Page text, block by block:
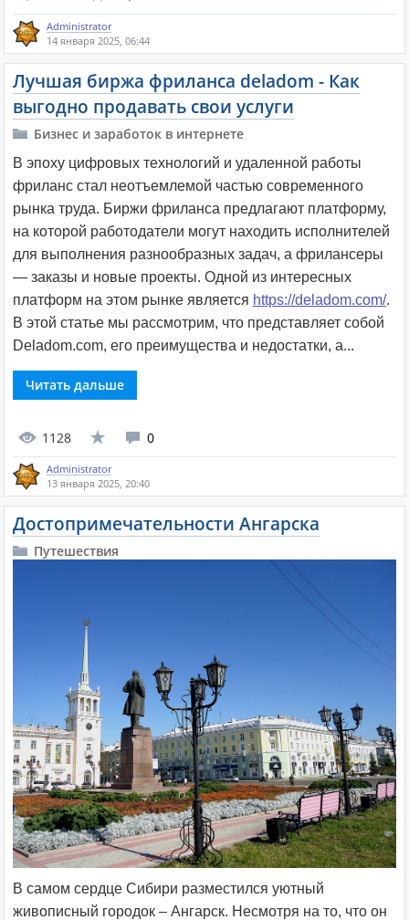
Administrator
14 января 2025, 06:44
Лучшая биржа фриланса deladom - Как
выгодно продавать свои услуги
Бизнес и заработок в интернете
В эпоху цифровых технологий и удаленной работы
фриланс стал неотъемлемой частью современного
рынка труда. Биржи фриланса предлагают платформу,
на которой работодатели могут находить исполнителей
для выполнения разнообразных задач, а фрилансеры
— заказы и новые проекты. Одной из интересных
платформ на этом рынке является https://deladom.com/.
В этой статье мы рассмотрим, что представляет собой
Deladom.com, его преимущества и недостатки, а...
Читать дальше
1128 0
Administrator
13 января 2025, 20:40
Достопримечательности Ангарска
Путешествия
В самом сердце Сибири разместился уютный
живописный городок – Ангарск. Несмотря на то, что он